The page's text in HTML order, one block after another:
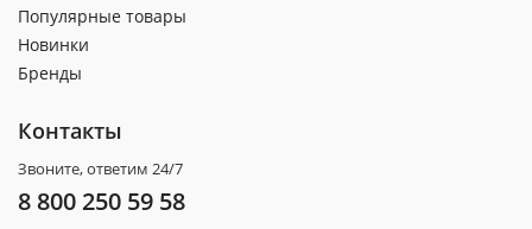
Популярные товары
Новинки
Бренды
Контакты
Звоните, ответим 24/7
8 800 250 59 58